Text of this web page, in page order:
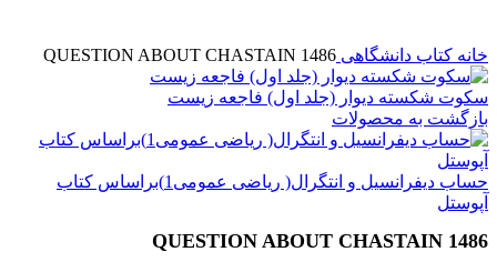
خانه کتاب دانشگاهی 1486 QUESTION ABOUT CHASTAIN
سکوت شکسته دیوار (جلد اول) فاجعه زیست
بازگشت به محصولات
حساب دیفرانسیل و انتگرال( ریاضی عمومی1)براساس کتاب
آپوستل
1486 QUESTION ABOUT CHASTAIN